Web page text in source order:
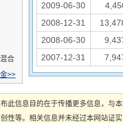
合
>>
2009-06-30
2008-12-31
2008-06-30
2007-12-31
此信息目的在于传播更多信息，与
性等。相关信息并未经过本网站证